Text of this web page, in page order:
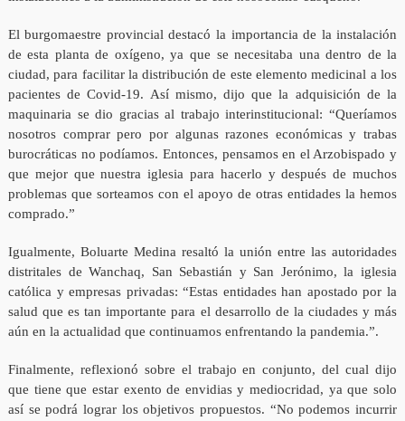
El burgomaestre provincial destacó la importancia de la instalación
de esta planta de oxígeno, ya que se necesitaba una dentro de la
ciudad, para facilitar la distribución de este elemento medicinal a los
pacientes de Covid-19. Así mismo, dijo que la adquisición de la
maquinaria se dio gracias al trabajo interinstitucional: “Queríamos
nosotros comprar pero por algunas razones económicas y trabas
burocráticas no podíamos. Entonces, pensamos en el Arzobispado y
que mejor que nuestra iglesia para hacerlo y después de muchos
problemas que sorteamos con el apoyo de otras entidades la hemos
comprado.”
Igualmente, Boluarte Medina resaltó la unión entre las autoridades
distritales de Wanchaq, San Sebastián y San Jerónimo, la iglesia
católica y empresas privadas: “Estas entidades han apostado por la
salud que es tan importante para el desarrollo de la ciudades y más
aún en la actualidad que continuamos enfrentando la pandemia.”.
Finalmente, reflexionó sobre el trabajo en conjunto, del cual dijo
que tiene que estar exento de envidias y mediocridad, ya que solo
así se podrá lograr los objetivos propuestos. “No podemos incurrir